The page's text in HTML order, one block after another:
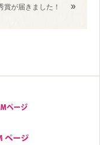
賞が届きました！ »